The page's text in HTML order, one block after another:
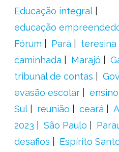
Educação integral
educação
Fórum
Pará teresina
caminhada
Marajó
tribunal de contas
evasão escolar
Sul
reunião ceará
2023
São Paulo
desafios
Espírito